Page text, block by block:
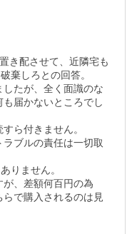
き配させて、近隣宅も
棄しろとの回答。
たが、全く面識のな
届かないところでし
ら付きません。
ブルの責任は一切取
りません。
、差額何百円の為
で購入されるのは見